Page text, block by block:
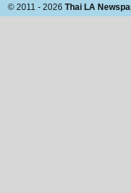
© 2011 - 2026 Thai LA